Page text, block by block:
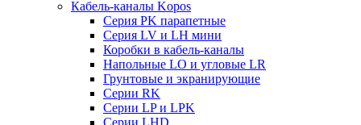
Кабель-каналы Kopos
Серия PK парапетные
Серия LV и LH мини
Коробки в кабель-каналы
Напольные LO и угловые LR
Грунтовые и экранирующие
Серии RK
Серии LP и LPK
Серии LHD